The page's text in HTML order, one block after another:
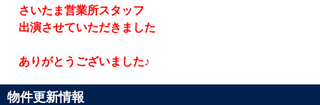
さいたま営業所スタッフ
出演させていただきました
ありがとうございました♪
物件更新情報